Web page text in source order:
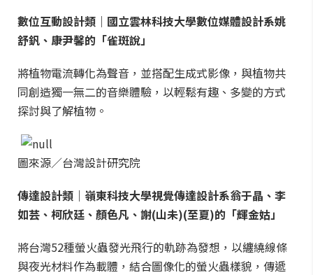
數位互動設計類｜國立雲林科技大學數位媒體設計系姚
舒釩、康尹馨的「雀斑說」
將植物電流轉化為聲音，並搭配生成式影像，與植物共
同創造獨一無二的音樂體驗，以輕鬆有趣、多變的方式
探討與了解植物。
圖來源／台灣設計研究院
傳達設計類｜嶺東科技大學視覺傳達設計系翁于晶、李
如芸、柯欣廷、顏色凡、謝(山未)(至夏)的「輝金姑」
將台灣52種螢火蟲發光飛行的軌跡為發想，以纏繞線條
與夜光材料作為載體，結合圖像化的螢火蟲樣貌，傳遞